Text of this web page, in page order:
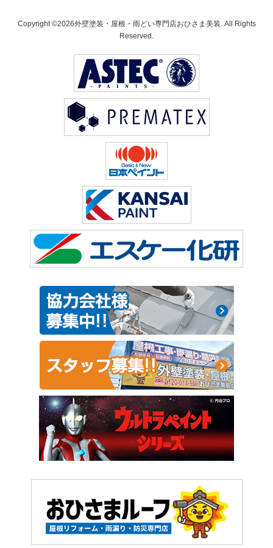
Copyright ©2026外壁塗装・屋根・雨どい専門店おひさま美装. All Rights
Reserved.